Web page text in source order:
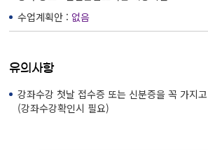
수업계획안 : 없음
유의사항
강좌수강 첫날 접수증 또는 신분증을 꼭 가지
(강좌수강확인시 필요)